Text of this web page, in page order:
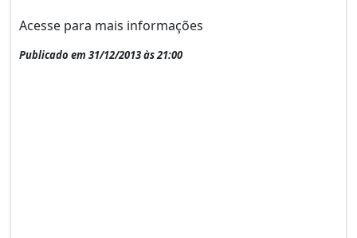
Acesse para mais informações
Publicado em 31/12/2013 às 21:00